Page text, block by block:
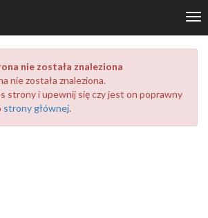
nie została znaleziona
nie została znaleziona.
strony i upewnij się czy jest on poprawny
strony głównej.